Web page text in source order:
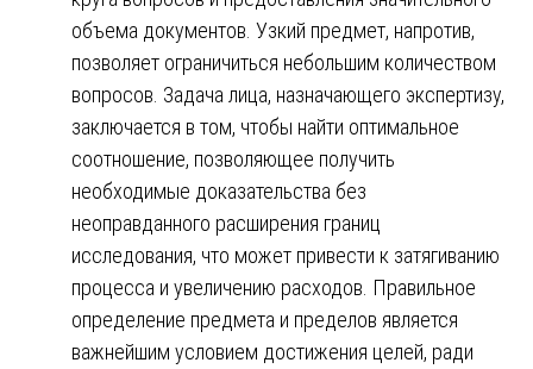
объема документов. Узкий предмет, напротив,
позволяет ограничиться небольшим количеством
вопросов. Задача лица, назначающего экспертизу,
заключается в том, чтобы найти оптимальное
соотношение, позволяющее получить
необходимые доказательства без
неоправданного расширения границ
исследования, что может привести к затягиванию
процесса и увеличению расходов. Правильное
определение предмета и пределов является
важнейшим условием достижения целей, ради